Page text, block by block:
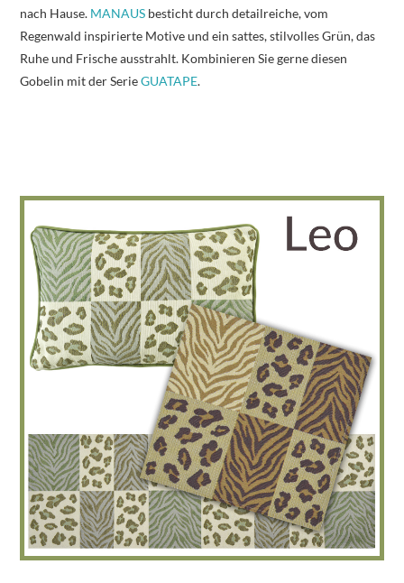
nach Hause. MANAUS besticht durch detailreiche, vom
Regenwald inspirierte Motive und ein sattes, stilvolles Grün, das
Ruhe und Frische ausstrahlt. Kombinieren Sie gerne diesen
Gobelin mit der SerieGUATAPE.